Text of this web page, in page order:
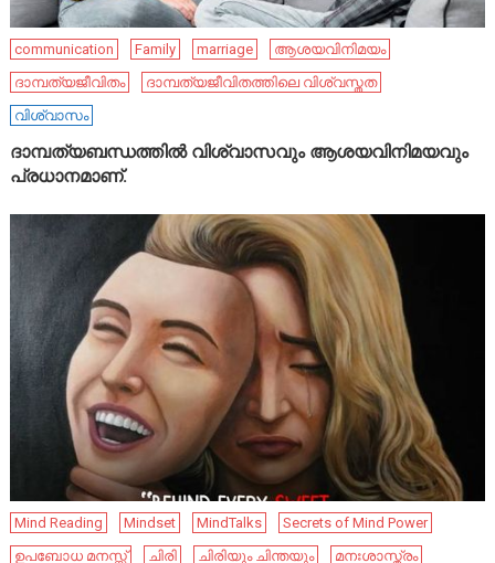
communication Family marriage
ആശയവിനിമയം
ദാമ്പത്യജീവിതം
ദാമ്പത്യജീവിതത്തിലെ വിശ്വസ്തത
വിശ്വാസം
ദാമ്പത്യബന്ധത്തിൽ വിശ്വാസവും ആശയവിനിമയവും
പ്രധാനമാണ്.
Mind Reading Mindset MindTalks
Secrets of Mind Power
ഉപബോധ മനസ്സ്
ചിരി ചിരിയും ചിന്തയും
മനഃശാസ്ത്രം